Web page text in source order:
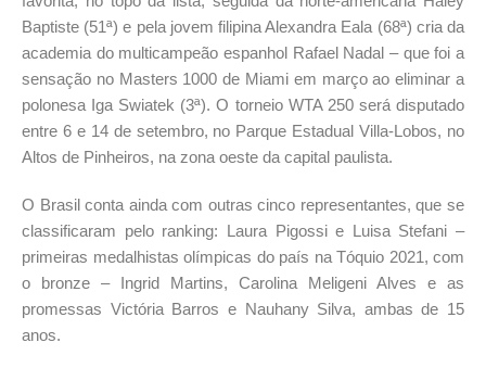
Baptiste (51ª) e pela jovem filipina Alexandra Eala (68ª) cria da
academia do multicampeão espanhol Rafael Nadal – que foi a
sensação no Masters 1000 de Miami em março ao eliminar a
polonesa Iga Swiatek (3ª). O torneio WTA 250 será disputado
entre 6 e 14 de setembro, no Parque Estadual Villa-Lobos, no
Altos de Pinheiros, na zona oeste da capital paulista.
O Brasil conta ainda com outras cinco representantes, que se
classificaram pelo ranking: Laura Pigossi e Luisa Stefani –
primeiras medalhistas olímpicas do país na Tóquio 2021, com
o bronze – Ingrid Martins, Carolina Meligeni Alves e as
promessas Victória Barros e Nauhany Silva, ambas de 15
anos.